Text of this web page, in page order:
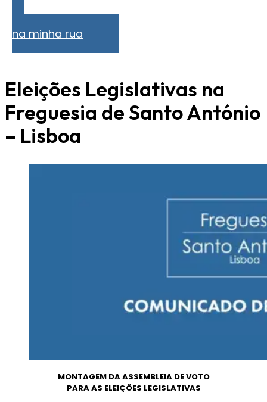
na minha rua
Eleições Legislativas na
Freguesia de Santo António
– Lisboa
MONTAGEM DA ASSEMBLEIA DE VOTO
PARA AS ELEIÇÕES LEGISLATIVAS